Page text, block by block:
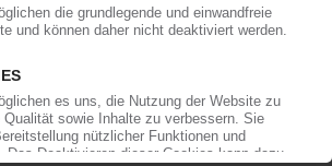
Franz Schneider